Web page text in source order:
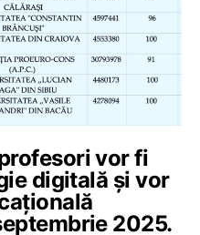
vor fi
digitală și vor
2025.